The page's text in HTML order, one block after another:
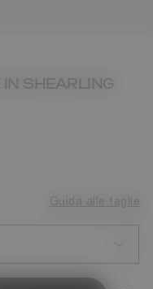
SHEARLING
Guida alle taglie